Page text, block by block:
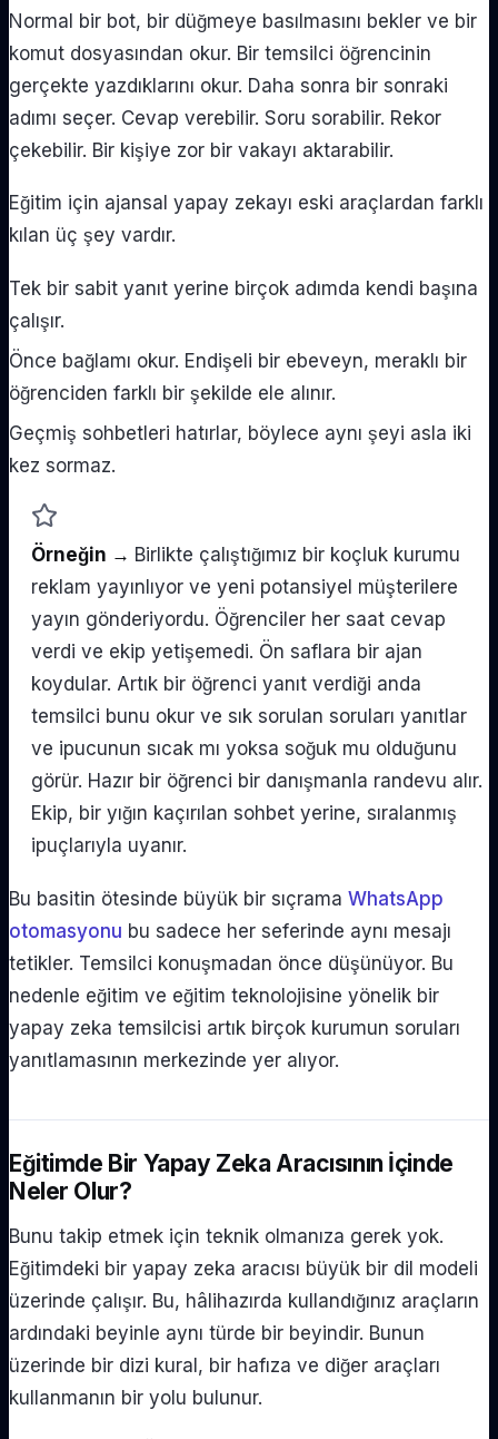
Normal bir bot, bir düğmeye basılmasını bekler ve bir
komut dosyasından okur. Bir temsilci öğrencinin
gerçekte yazdıklarını okur. Daha sonra bir sonraki
adımı seçer. Cevap verebilir. Soru sorabilir. Rekor
çekebilir. Bir kişiye zor bir vakayı aktarabilir.
Eğitim için ajansal yapay zekayı eski araçlardan farklı
kılan üç şey vardır.
Tek bir sabit yanıt yerine birçok adımda kendi başına
çalışır.
Önce bağlamı okur. Endişeli bir ebeveyn, meraklı bir
öğrenciden farklı bir şekilde ele alınır.
Geçmiş sohbetleri hatırlar, böylece aynı şeyi asla iki
kez sormaz.
Örneğin → Birlikte çalıştığımız bir koçluk kurumu
reklam yayınlıyor ve yeni potansiyel müşterilere
yayın gönderiyordu. Öğrenciler her saat cevap
verdi ve ekip yetişemedi. Ön saflara bir ajan
koydular. Artık bir öğrenci yanıt verdiği anda
temsilci bunu okur ve sık sorulan soruları yanıtlar
ve ipucunun sıcak mı yoksa soğuk mu olduğunu
görür. Hazır bir öğrenci bir danışmanla randevu alır.
Ekip, bir yığın kaçırılan sohbet yerine, sıralanmış
ipuçlarıyla uyanır.
Bu basitin ötesinde büyük bir sıçrama WhatsApp
otomasyonu bu sadece her seferinde aynı mesajı
tetikler. Temsilci konuşmadan önce düşünüyor. Bu
nedenle eğitim ve eğitim teknolojisine yönelik bir
yapay zeka temsilcisi artık birçok kurumun soruları
yanıtlamasının merkezinde yer alıyor.
Eğitimde Bir Yapay Zeka Aracısının İçinde
Neler Olur?
Bunu takip etmek için teknik olmanıza gerek yok.
Eğitimdeki bir yapay zeka aracısı büyük bir dil modeli
üzerinde çalışır. Bu, hâlihazırda kullandığınız araçların
ardındaki beyinle aynı türde bir beyindir. Bunun
üzerinde bir dizi kural, bir hafıza ve diğer araçları
kullanmanın bir yolu bulunur.